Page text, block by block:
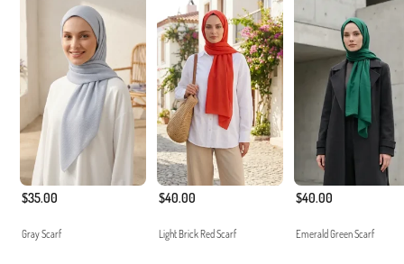
$35.00
Gray Scarf
$40.00
Light Brick Red Scarf
$40.00
Emerald Green Scarf